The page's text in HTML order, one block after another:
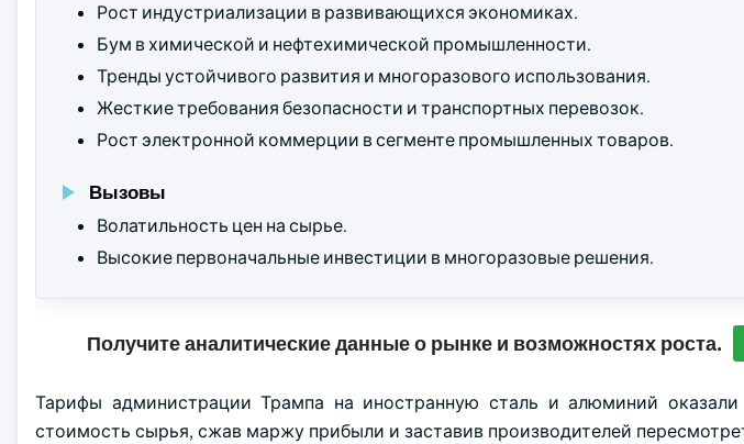
Рост индустриализации в развивающихся экономиках.
Бум в химической и нефтехимической промышленности.
Тренды устойчивого развития и многоразового использования.
Жесткие требования безопасности и транспортных перевозок.
Рост электронной коммерции в сегменте промышленных товаров.
Вызовы
Волатильность цен на сырье.
Высокие первоначальные инвестиции в многоразовые решения.
Получите аналитические данные о рынке и возможностях роста.
Тарифы администрации Трампа на иностранную сталь и алюминий
стоимость сырья, сжав маржу прибыли и заставив производителей